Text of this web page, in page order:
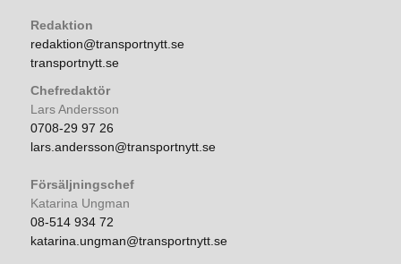
Redaktion
redaktion@transportnytt.se
transportnytt.se
Chefredaktör
Lars Andersson
0708-29 97 26
lars.andersson@transportnytt.se
Försäljningschef
Katarina Ungman
08-514 934 72
katarina.ungman@transportnytt.se